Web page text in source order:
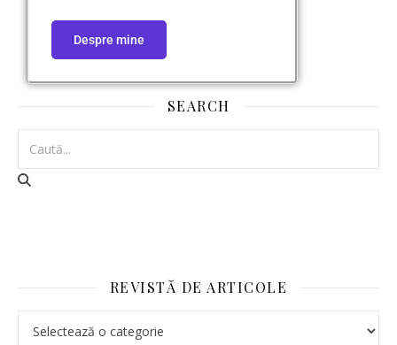
Despre mine
SEARCH
REVISTĂ DE ARTICOLE